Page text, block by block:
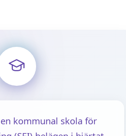
kommunal skola för